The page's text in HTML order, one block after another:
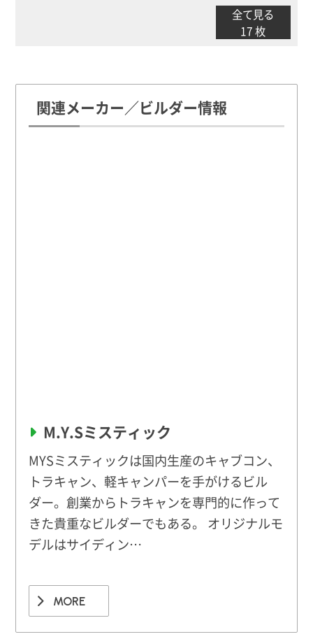
全て見る
17 枚
関連メーカー／ビルダー情報
M.Y.Sミスティック
MYSミスティックは国内生産のキャブコン、
トラキャン、軽キャンパーを手がけるビル
ダー。創業からトラキャンを専門的に作って
きた貴重なビルダーでもある。 オリジナルモ
デルはサイディン…
MORE